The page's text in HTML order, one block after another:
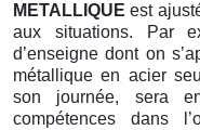
METALLIQUE est
aux situations. Par
d’enseigne dont on
métallique en acier
son journée, sera
compétences dans